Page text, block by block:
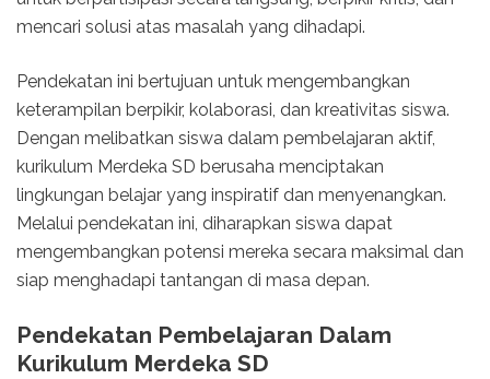
mencari solusi atas masalah yang dihadapi.
Pendekatan ini bertujuan untuk mengembangkan
keterampilan berpikir, kolaborasi, dan kreativitas siswa.
Dengan melibatkan siswa dalam pembelajaran aktif,
kurikulum Merdeka SD berusaha menciptakan
lingkungan belajar yang inspiratif dan menyenangkan.
Melalui pendekatan ini, diharapkan siswa dapat
mengembangkan potensi mereka secara maksimal dan
siap menghadapi tantangan di masa depan.
Pendekatan Pembelajaran Dalam
Kurikulum Merdeka SD